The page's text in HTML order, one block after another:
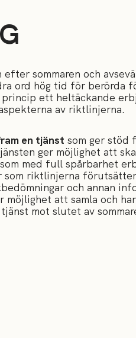
sommaren och
ord hög tid för
ett heltäckande
av riktlinjerna.
en tjänst som ger stöd
ger möjlighet att
med full spårbarhet
riktlinjerna
och annan
att samla och
mot slutet av